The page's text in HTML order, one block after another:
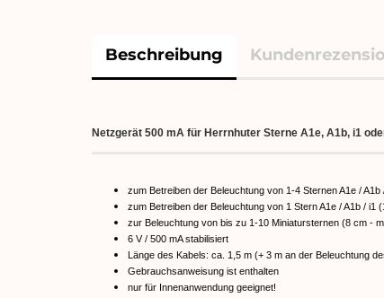
Beschreibung
Netzgerät 500 mA für Herrnhuter Sterne A1e, A1b, i1
zum Betreiben der Beleuchtung von 1-4 Sternen A1e /
zum Betreiben der Beleuchtung von 1 Stern A1e / A1b / i1
zur Beleuchtung von bis zu 1-10 Miniatursternen (8 cm -
6 V / 500 mA stabilisiert
Länge des Kabels: ca. 1,5 m (+ 3 m an der Beleuchtung
Gebrauchsanweisung ist enthalten
nur für Innenanwendung geeignet!